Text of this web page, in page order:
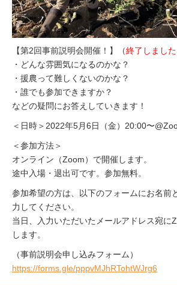
【第2回事前説明会開催！】（終了しました
・どんな雰囲気になるのかな？
・援農って難しくないのかな？
・誰でも参加できますか？
などの疑問にお答えしていきます！
＜日時＞2022年5月6日（金）20:00〜
＜参加方法＞
オンライン（Zoom）で開催します。
途中入場・退出可です。参加無料。
参加希望の方は、以下のフォームにお名前
力してください。
当日、入力いただいたメールアドレス宛に
します。
（事前説明会申し込みフォーム）
https://forms.gle/pppvMJhRTohtWJrg6